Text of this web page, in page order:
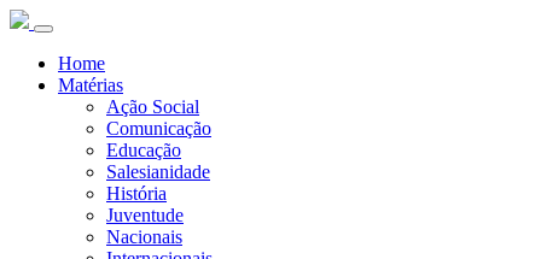
Home
Matérias
Ação Social
Comunicação
Educação
Salesianidade
História
Juventude
Nacionais